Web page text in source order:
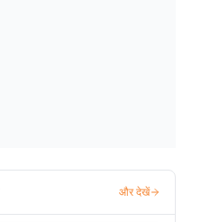
और देखें